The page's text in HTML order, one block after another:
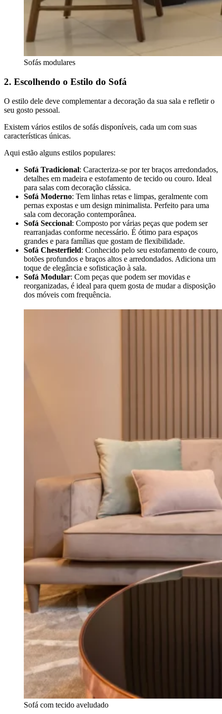
Sofás modulares
2. Escolhendo o Estilo do Sofá
O estilo dele deve complementar a decoração da sua sala e refletir o
seu gosto pessoal.
Existem vários estilos de sofás disponíveis, cada um com suas
características únicas.
Aqui estão alguns estilos populares:
Sofá Tradicional: Caracteriza-se por ter braços arredondados,
detalhes em madeira e estofamento de tecido ou couro. Ideal
para salas com decoração clássica.
Sofá Moderno: Tem linhas retas e limpas, geralmente com
pernas expostas e um design minimalista. Perfeito para uma
sala com decoração contemporânea.
Sofá Seccional: Composto por várias peças que podem ser
rearranjadas conforme necessário. É ótimo para espaços
grandes e para famílias que gostam de flexibilidade.
Sofá Chesterfield: Conhecido pelo seu estofamento de couro,
botões profundos e braços altos e arredondados. Adiciona um
toque de elegância e sofisticação à sala.
Sofá Modular: Com peças que podem ser movidas e
reorganizadas, é ideal para quem gosta de mudar a disposição
dos móveis com frequência.
Sofá com tecido aveludado